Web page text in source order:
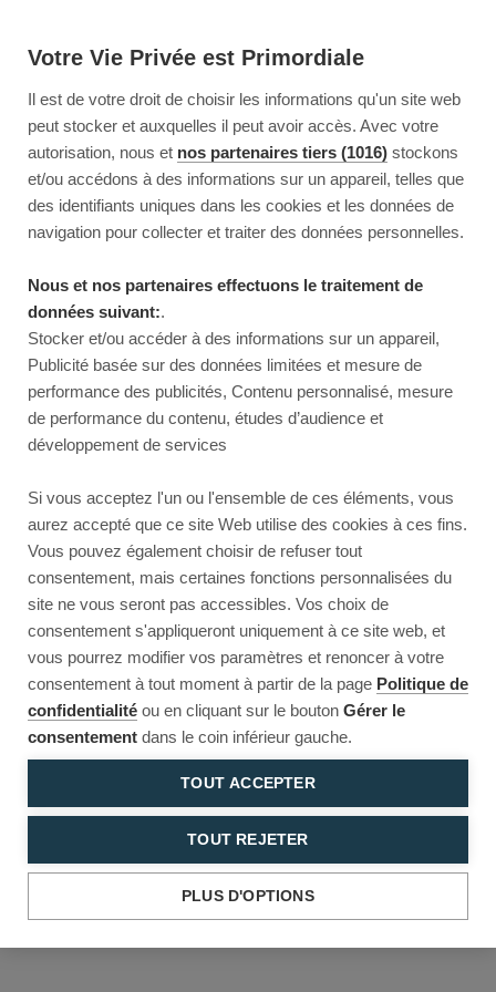
Votre Vie Privée est Primordiale
Il est de votre droit de choisir les informations qu'un site web
peut stocker et auxquelles il peut avoir accès. Avec votre
autorisation, nous et nos partenaires tiers (1016) stockons
et/ou accédons à des informations sur un appareil, telles que
des identifiants uniques dans les cookies et les données de
navigation pour collecter et traiter des données personnelles.
Nous et nos partenaires effectuons le traitement de
données suivant:.
Stocker et/ou accéder à des informations sur un appareil,
Publicité basée sur des données limitées et mesure de
performance des publicités, Contenu personnalisé, mesure
de performance du contenu, études d’audience et
développement de services
Si vous acceptez l'un ou l'ensemble de ces éléments, vous
aurez accepté que ce site Web utilise des cookies à ces fins.
Vous pouvez également choisir de refuser tout
consentement, mais certaines fonctions personnalisées du
site ne vous seront pas accessibles. Vos choix de
consentement s'appliqueront uniquement à ce site web, et
vous pourrez modifier vos paramètres et renoncer à votre
consentement à tout moment à partir de la page Politique de
confidentialité ou en cliquant sur le bouton Gérer le
consentement dans le coin inférieur gauche.
TOUT ACCEPTER
TOUT REJETER
PLUS D'OPTIONS
Reload to try again, or go back.
Reload Back